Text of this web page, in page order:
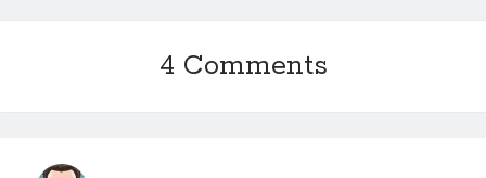
4 Comments